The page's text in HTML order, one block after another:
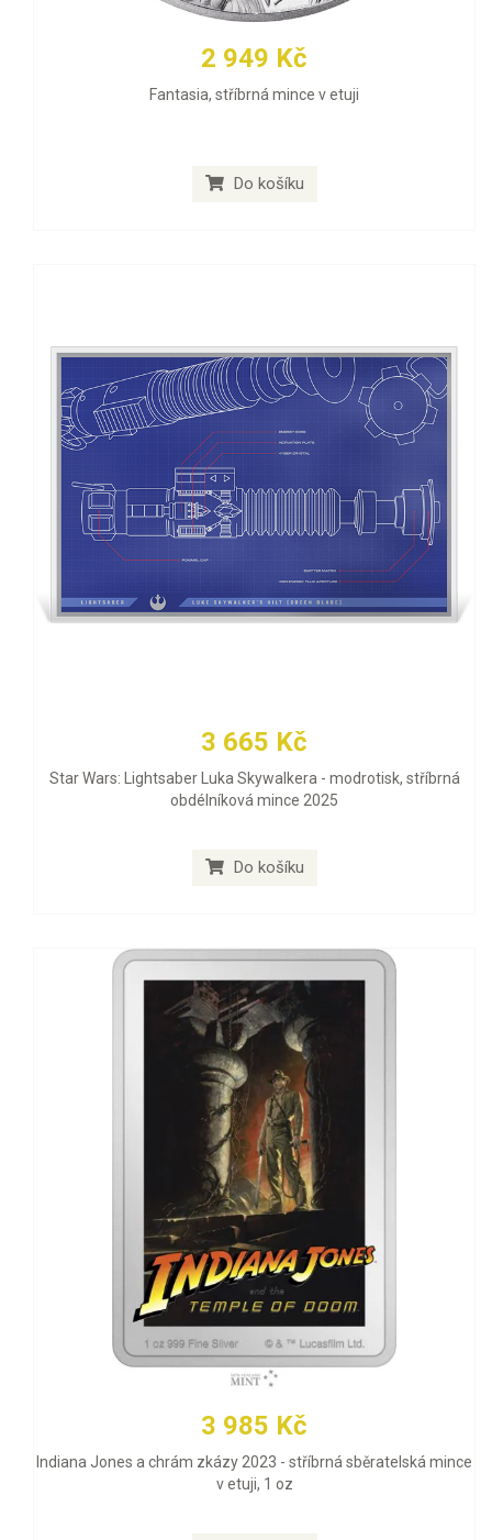
2 949 Kč
Fantasia, stříbrná mince v etuji
Do košíku
3 665 Kč
Star Wars: Lightsaber Luka Skywalkera - modrotisk, stříbrná
obdélníková mince 2025
Do košíku
3 985 Kč
Indiana Jones a chrám zkázy 2023 - stříbrná sběratelská mince
v etuji, 1 oz